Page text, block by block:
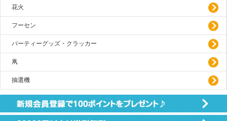
花火
フーセン
パーティーグッズ・クラッカー
凧
抽選機